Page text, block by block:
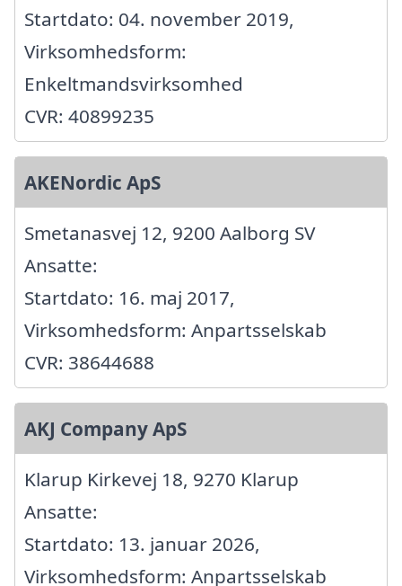
Startdato: 04. november 2019,
Virksomhedsform:
Enkeltmandsvirksomhed
CVR: 40899235
AKENordic ApS
Smetanasvej 12, 9200 Aalborg SV
Ansatte:
Startdato: 16. maj 2017,
Virksomhedsform: Anpartsselskab
CVR: 38644688
AKJ Company ApS
Klarup Kirkevej 18, 9270 Klarup
Ansatte:
Startdato: 13. januar 2026,
Virksomhedsform: Anpartsselskab